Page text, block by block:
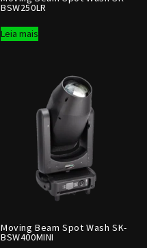
BSW250LR
Leia mais
Moving Beam Spot Wash SK-
BSW400MINI